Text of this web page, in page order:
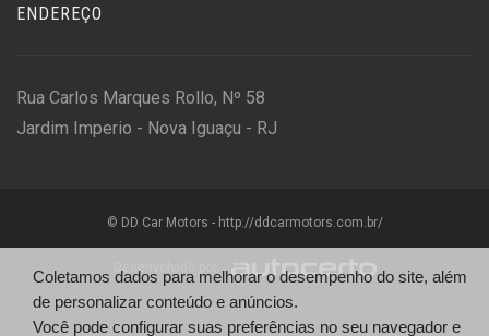
ENDEREÇO
Rua Carlos Marques Rollo, Nº 58
Jardim Imperio - Nova Iguaçu - RJ
© DD Car Motors - http://ddcarmotors.com.br/
Coletamos dados para melhorar o desempenho do site, além
de personalizar conteúdo e anúncios.
Você pode configurar suas preferências no seu navegador e